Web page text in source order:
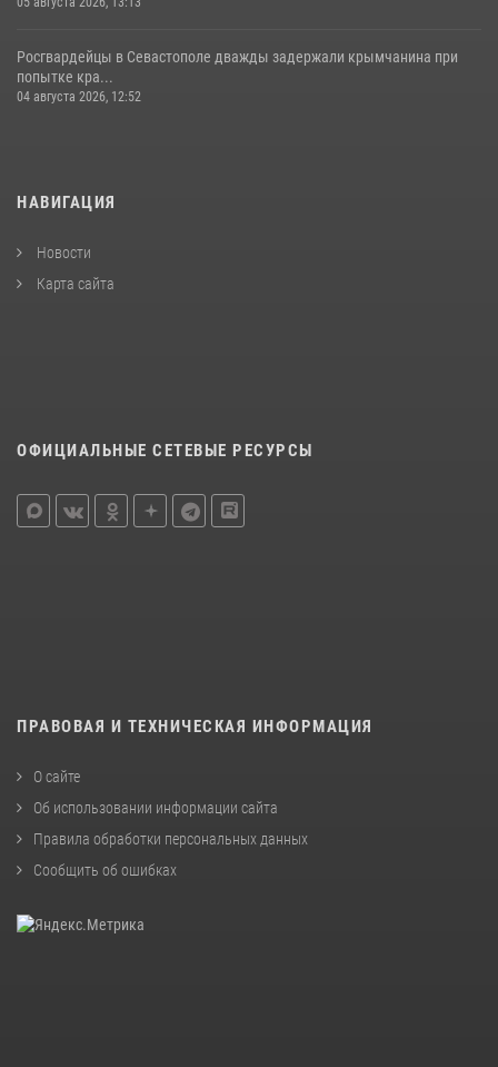
Росгвардейцы в Севастополе дважды задержали крымчанина при
попытке кра...
04 августа 2026, 12:52
НАВИГАЦИЯ
Новости
Карта сайта
ОФИЦИАЛЬНЫЕ СЕТЕВЫЕ РЕСУРСЫ
ПРАВОВАЯ И ТЕХНИЧЕСКАЯ ИНФОРМАЦИЯ
О сайте
Об использовании информации сайта
Правила обработки персональных данных
Сообщить об ошибках